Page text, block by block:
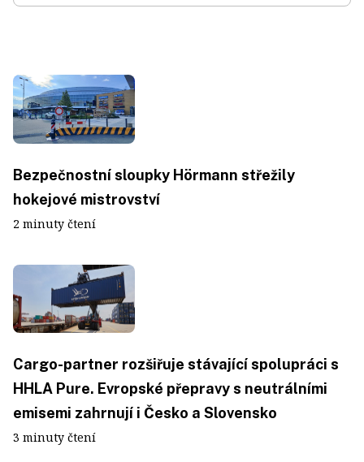
Bezpečnostní sloupky Hörmann střežily
hokejové mistrovství
2 minuty čtení
Cargo-partner rozšiřuje stávající spolupráci s
HHLA Pure. Evropské přepravy s neutrálními
emisemi zahrnují i Česko a Slovensko
3 minuty čtení